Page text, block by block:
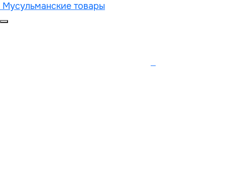
Мусульманские товары